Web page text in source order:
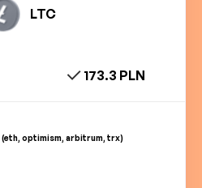
LTC
173.3 PLN
(eth, optimism, arbitrum, trx)